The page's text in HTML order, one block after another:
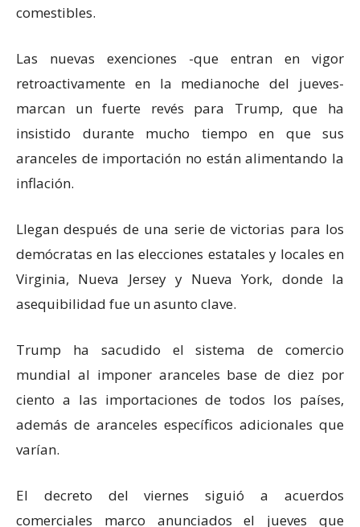
comestibles.
Las nuevas exenciones -que entran en vigor
retroactivamente en la medianoche del jueves-
marcan un fuerte revés para Trump, que ha
insistido durante mucho tiempo en que sus
aranceles de importación no están alimentando la
inflación.
Llegan después de una serie de victorias para los
demócratas en las elecciones estatales y locales en
Virginia, Nueva Jersey y Nueva York, donde la
asequibilidad fue un asunto clave.
Trump ha sacudido el sistema de comercio
mundial al imponer aranceles base de diez por
ciento a las importaciones de todos los países,
además de aranceles específicos adicionales que
varían.
El decreto del viernes siguió a acuerdos
comerciales marco anunciados el jueves que